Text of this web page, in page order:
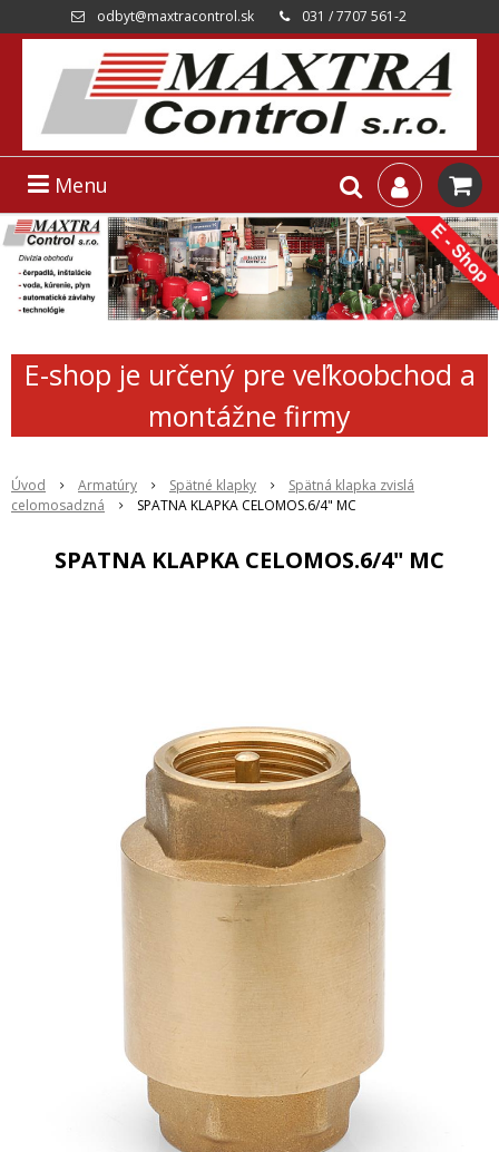
odbyt@maxtracontrol.sk 031 / 7707 561-2
Menu
E-shop je určený pre veľkoobchod a
montážne firmy
Úvod Armatúry Spätné klapky
Spätná klapka zvislá
celomosadzná
SPATNA KLAPKA CELOMOS.6/4" MC
SPATNA KLAPKA CELOMOS.6/4" MC